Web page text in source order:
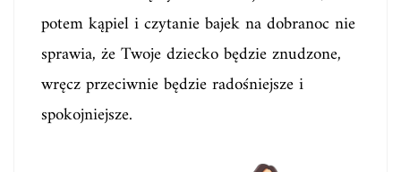
potem kąpiel i czytanie bajek na dobranoc nie
sprawia, że Twoje dziecko będzie znudzone,
wręcz przeciwnie będzie radośniejsze i
spokojniejsze.